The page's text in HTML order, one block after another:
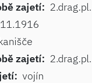
zajetí: 2.drag.pl.
zajetí: 2.drag.pl.
vojín